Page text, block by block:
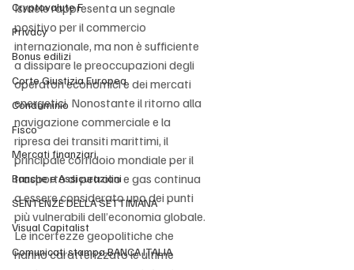
Cryptovalute F
Privacy
Bonus edilizi
Corte Giustizia Europea
Condominio
Fisco
Mercati finanziari
Banche e Assicurazioni
SENTENZE DELLA SETTIMANA
Visual Capitalist
Comunicati stampa BANCA ITALIA
Israele rappresenta un segnale
positivo per il commercio
internazionale, ma non è sufficiente
a dissipare le preoccupazioni degli
operatori economici e dei mercati
energetici. Nonostante il ritorno alla
navigazione commerciale e la
ripresa dei transiti marittimi, il
principale corridoio mondiale per il
trasporto di petrolio e gas continua
a essere considerato uno dei punti
più vulnerabili dell’economia globale.
Le incertezze geopolitiche che
hanno caratterizzato le ultime